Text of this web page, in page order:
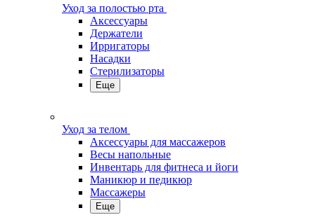
Уход за полостью рта
Аксессуары
Держатели
Ирригаторы
Насадки
Стерилизаторы
Еще
Уход за телом
Аксессуары для массажеров
Весы напольные
Инвентарь для фитнеса и йоги
Маникюр и педикюр
Массажеры
Еще